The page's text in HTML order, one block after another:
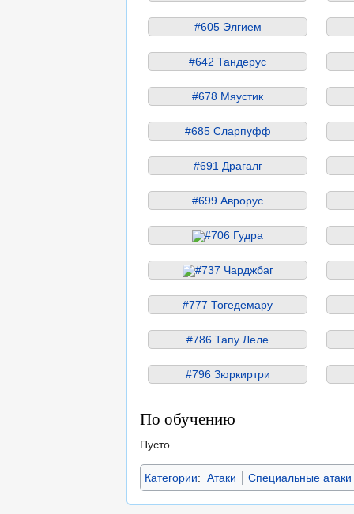
#605 Элгием
#642 Тандерус
#678 Мяустик
#685 Сларпуфф
#691 Драгалг
#699 Аврорус
#706 Гудра
#737 Чарджбаг
#777 Тогедемару
#786 Тапу Леле
#796 Зюркиртри
По обучению
Пусто.
Категории: Атаки Специальные атаки